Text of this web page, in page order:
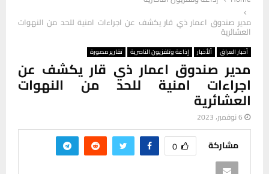
مدير صندوق اعمار ذي قار يكشف عن اجراءات امنية للحد من النهوات
العشائرية
أخبار العراق ألأخبار إذاعة وتلفزيون الناصرية تقارير مصورة
مدير صندوق اعمار ذي قار يكشف عن
اجراءات امنية للحد من النهوات
العشائرية
6 نوفمبر، 2023
مشاركة 0